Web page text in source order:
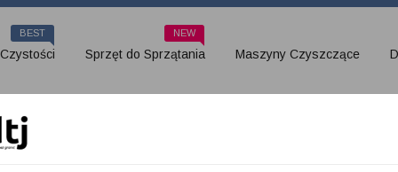
BEST
Sprzęt do Sprzątania
NEW
Maszyny Czyszczące
i żywicy po piłkach do gry